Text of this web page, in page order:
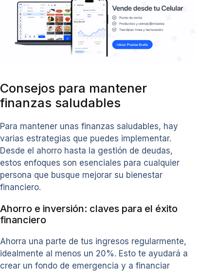
Consejos para mantener
finanzas saludables
Para mantener unas finanzas saludables, hay
varias estrategias que puedes implementar.
Desde el ahorro hasta la gestión de deudas,
estos enfoques son esenciales para cualquier
persona que busque mejorar su bienestar
financiero.
Ahorro e inversión: claves para el éxito
financiero
Ahorra una parte de tus ingresos regularmente,
idealmente al menos un 20%. Esto te ayudará a
crear un fondo de emergencia y a financiar